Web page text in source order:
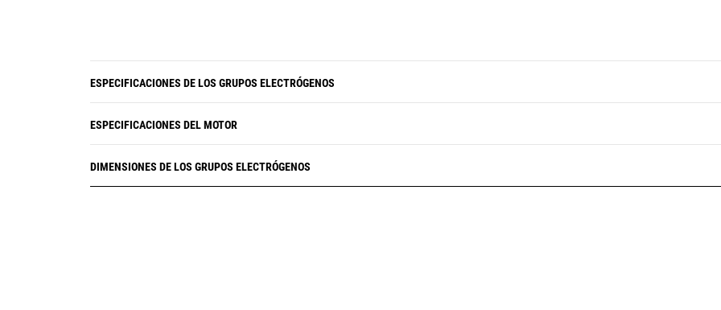
ESPECIFICACIONES DE LOS GRUPOS ELECTRÓGENOS
ESPECIFICACIONES DEL MOTOR
DIMENSIONES DE LOS GRUPOS ELECTRÓGENOS